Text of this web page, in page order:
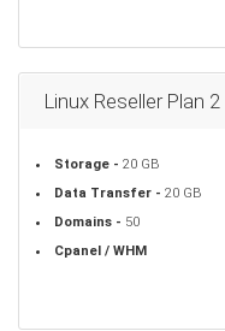
Linux Reseller Plan 2
Storage - 20 GB
Data Transfer - 20 GB
Domains - 50
Cpanel / WHM